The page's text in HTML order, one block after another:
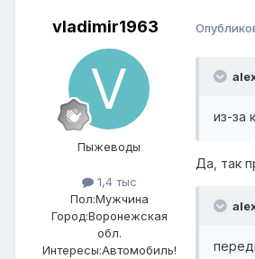
vladimir1963
Пыжеводы
1,4 тыс
Пол:Мужчина
Город:Воронежская
обл.
Интересы:Автомобиль!
из-за
Да, так